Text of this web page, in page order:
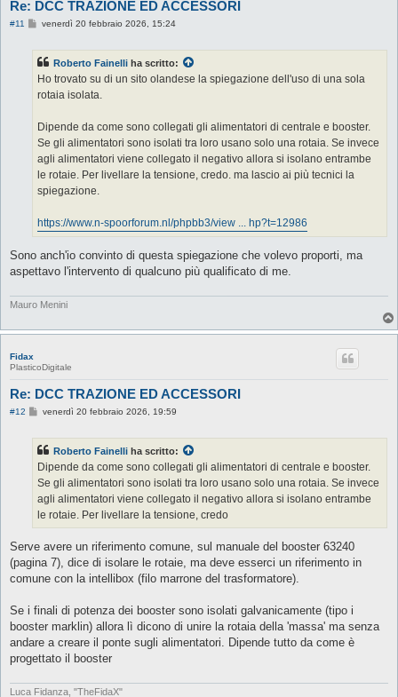
Re: DCC TRAZIONE ED ACCESSORI
#11
M
a
g
i
venerdì 20 febbraio 2026, 15:24
Roberto Fainelli ha scritto:
Ho trovato su di un sito olandese la spiegazione dell'uso di una sola
rotaia isolata.
Dipende da come sono collegati gli alimentatori di centrale e booster.
Se gli alimentatori sono isolati tra loro usano solo una rotaia. Se invece
agli alimentatori viene collegato il negativo allora si isolano entrambe
le rotaie. Per livellare la tensione, credo. ma lascio ai più tecnici la
spiegazione.
https://www.n-spoorforum.nl/phpbb3/view ... hp?t=12986
Sono anch'io convinto di questa spiegazione che volevo proporti, ma
aspettavo l'intervento di qualcuno più qualificato di me.
Mauro Menini
Fidax
PlasticoDigitale
Re: DCC TRAZIONE ED ACCESSORI
#12
M
a
g
i
o
venerdì 20 febbraio 2026, 19:59
Roberto Fainelli ha scritto:
Dipende da come sono collegati gli alimentatori di centrale e booster.
Se gli alimentatori sono isolati tra loro usano solo una rotaia. Se invece
agli alimentatori viene collegato il negativo allora si isolano entrambe
le rotaie. Per livellare la tensione, credo
Serve avere un riferimento comune, sul manuale del booster 63240
(pagina 7), dice di isolare le rotaie, ma deve esserci un riferimento in
comune con la intellibox (filo marrone del trasformatore).
Se i finali di potenza dei booster sono isolati galvanicamente (tipo i
booster marklin) allora lì dicono di unire la rotaia della 'massa' ma senza
andare a creare il ponte sugli alimentatori. Dipende tutto da come è
progettato il booster
Luca Fidanza, "TheFidaX"